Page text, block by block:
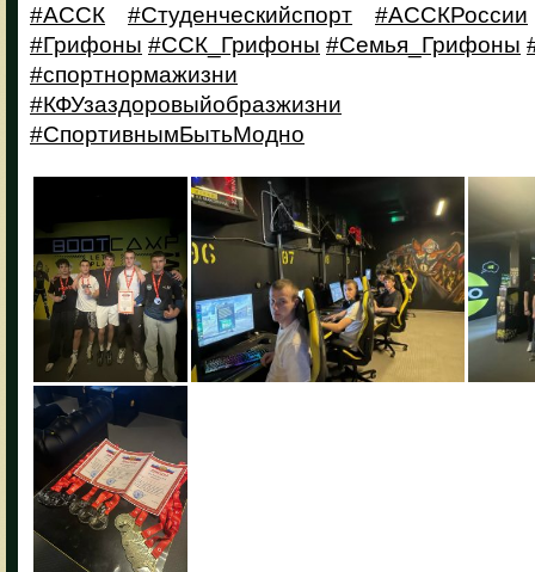
#АССК
#Студенческийспорт
#АССКРоссии
#Грифоны #ССК_Грифоны #Семья_Грифоны
#спортнормажизни
#КФУзаздоровыйобразжизни
#СпортивнымБытьМодно